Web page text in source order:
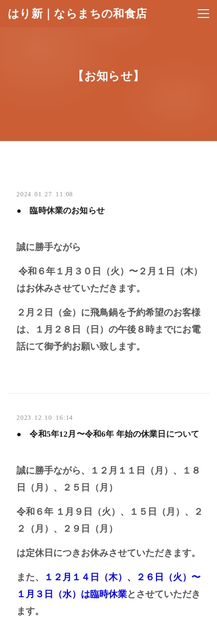
はり新｜ならまちの和食店 メニ
【お知らせ】
2024 . 01 . 27 11:08
● 臨時休業のお知らせ
誠に勝手ながら
令和 ６年１月３０日（火）〜２月１日（木）
はお休みさせていただきます。
２月２日（金）に飛鳥鍋を予約希望のお客様
は、１月２８日（日）の午後８時までにお電
話にて御予約お願い致します。
2023 . 12 . 10 16:14
● 令和5年12月〜令和6年 年始の休業日について
誠に勝手ながら、
１２月１１日（月）、１８
日（月）、２５日（月）
令和６年 １月９日（火）、１５ 日（月）、２
２（月）、２９日（月）
は定休日につきお休みさせていただきます。
また、
１２月１４日（木）、２６日（火）〜
１月３日（水） は臨時休業とさせていただき
ます。